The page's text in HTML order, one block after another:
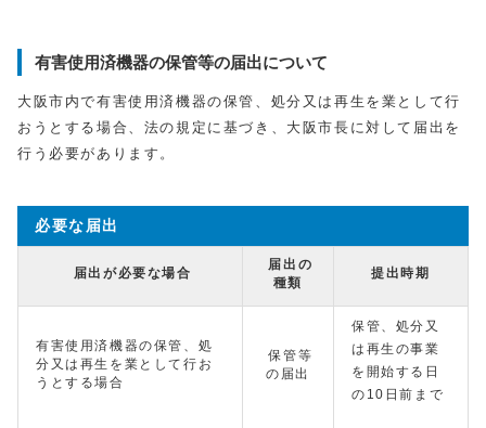
有害使用済機器の保管等の届出について
大阪市内で有害使用済機器の保管、処分又は再生を業として行
おうとする場合、法の規定に基づき、大阪市長に対して届出を
行う必要があります。
必要な届出
届出が必要な場合
届出の
種類
提出時期
有害使用済機器の保管、処
分又は再生を業として行お
うとする場合
保管等
の届出
保管、処分又
は再生の事業
を開始する日
の10日前まで